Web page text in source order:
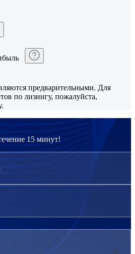
предварительными. Для
по лизингу, пожалуйста,
15 минут!